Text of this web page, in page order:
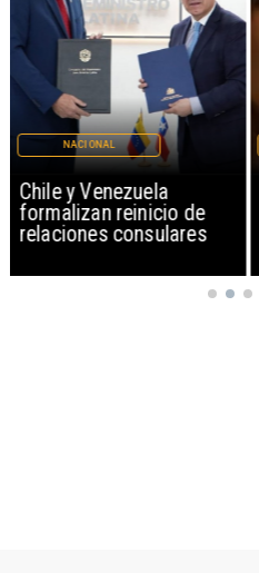
Chile y Venezuela
formalizan reinicio de
relaciones consulares
NACIONAL